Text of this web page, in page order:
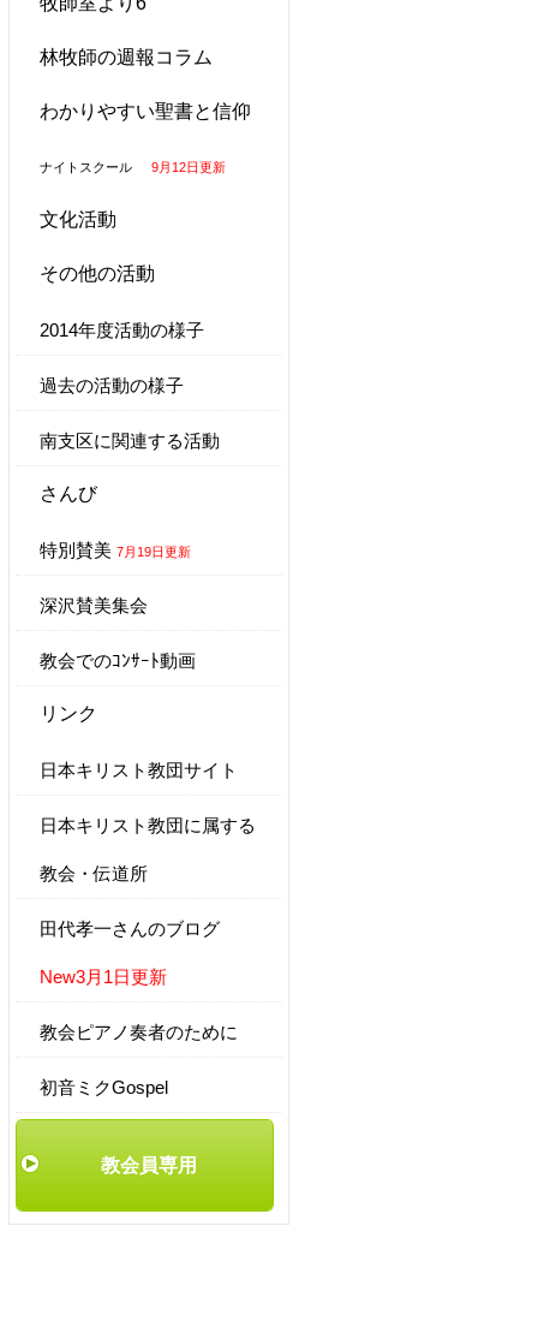
林牧師の週報コラム
わかりやすい聖書と信仰
ナイトスクール 9月12日更新
文化活動
その他の活動
2014年度活動の様子
過去の活動の様子
南支区に関連する活動
さんび
特別賛美 7月19日更新
深沢賛美集会
教会でのｺﾝｻｰﾄ動画
リンク
日本キリスト教団サイト
日本キリスト教団に属する
教会・伝道所
田代孝一さんのブログ
New3月1日更新
教会ピアノ奏者のために
初音ミクGospel
教会員専用